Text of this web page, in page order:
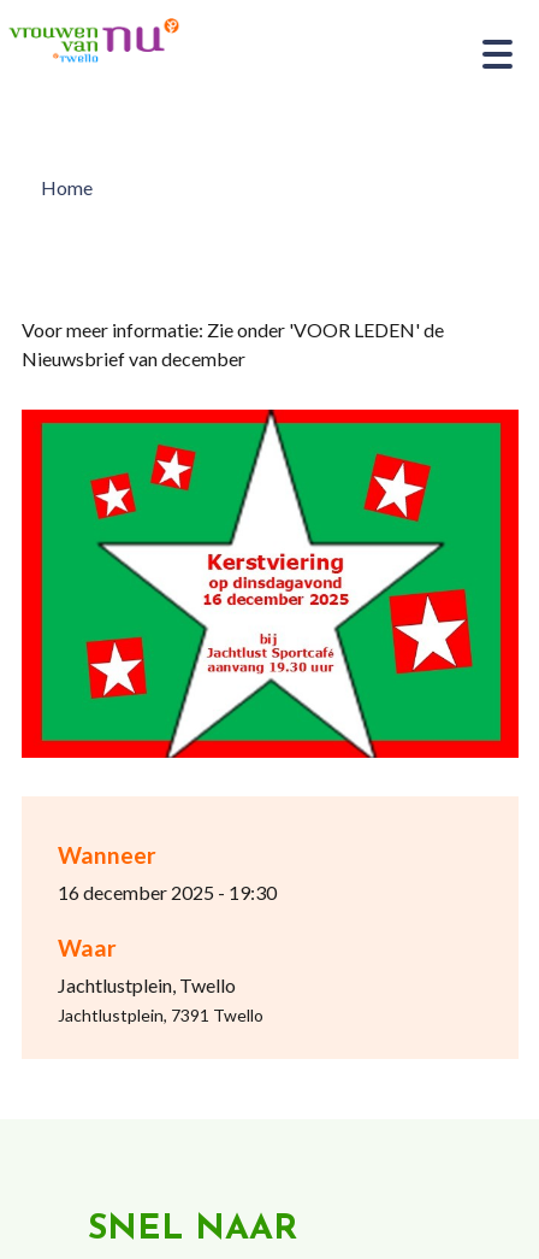
Home
Wanneer
16 december 2025 - 19:30
Waar
Jachtlustplein, Twello
Jachtlustplein, 7391 Twello
Voor meer informatie: Zie onder 'VOOR LEDEN' de
Nieuwsbrief van december
SNEL NAAR